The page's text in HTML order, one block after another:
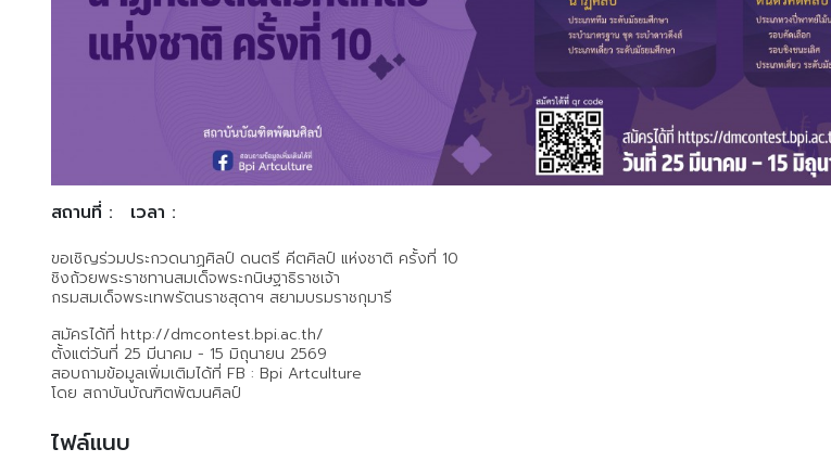
สถานที่ : เวลา :
ขอเชิญร่วมประกวดนาฏศิลป์ ดนตรี คีตศิลป์ แห่งชาติ ครั้งที่ 10
ชิงถ้วยพระราชทานสมเด็จพระกนิษฐาธิราชเจ้า
กรมสมเด็จพระเทพรัตนราชสุดาฯ สยามบรมราชกุมารี
สมัครได้ที่ http://dmcontest.bpi.ac.th/
ตั้งแต่วันที่ 25 มีนาคม - 15 มิถุนายน 2569
สอบถามข้อมูลเพิ่มเติมได้ที่ FB : Bpi Artculture
โดย สถาบันบัณฑิตพัฒนศิลป์
ไฟล์แนบ